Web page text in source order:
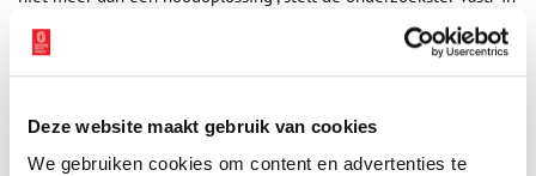
Deze website maakt gebruik van cookies
We gebruiken cookies om content en advertenties te
omringende landen heeft de inzet van vrouwen op de
arbeidsmarkt vaak wel iets veranderd. Ook in een aantal
Nederlandse plaatsen was de vrouwelijke inbreng bij de
conductrices wáren al aan het werk, die werden niet even snel
ingevlogen toen de nood hoog was.”